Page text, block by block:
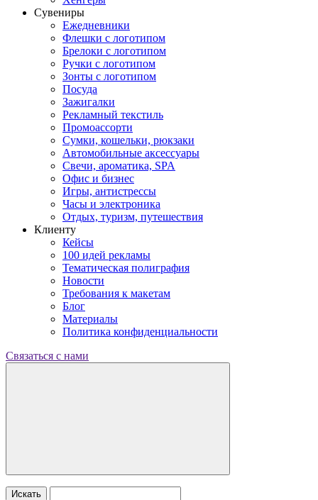
Сувениры
Ежедневники
Флешки с логотипом
Брелоки с логотипом
Ручки с логотипом
Зонты с логотипом
Посуда
Зажигалки
Рекламный текстиль
Промоассорти
Сумки, кошельки, рюкзаки
Автомобильные аксессуары
Свечи, ароматика, SPA
Офис и бизнес
Игры, антистрессы
Часы и электроника
Отдых, туризм, путешествия
Клиенту
Кейсы
100 идей рекламы
Тематическая полиграфия
Новости
Требования к макетам
Блог
Материалы
Политика конфиденциальности
Связаться с нами
Искать